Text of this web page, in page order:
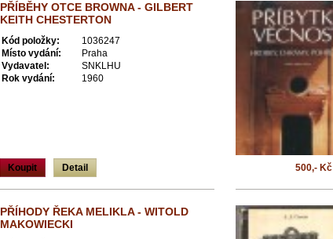
PŘÍBĚHY OTCE BROWNA - GILBERT
KEITH CHESTERTON
Kód položky:
1036247
Místo vydání:
Praha
Vydavatel:
SNKLHU
Rok vydání:
1960
Koupit Detail 500,- Kč
PŘÍHODY ŘEKA MELIKLA - WITOLD
MAKOWIECKI